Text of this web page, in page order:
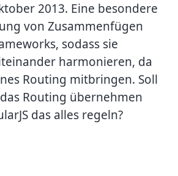
2013. Eine besondere
von Zusammenfügen
sodass sie
harmonieren, da
Routing mitbringen. Soll
Routing übernehmen
das alles regeln?